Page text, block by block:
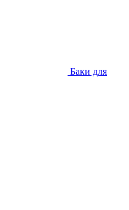
Баки для